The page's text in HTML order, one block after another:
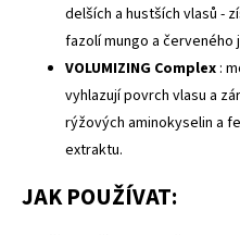
delších a hustších vlasů -
fazolí mungo a červeného
VOLUMIZING Complex :
vyhlazují povrch vlasu a
rýžových aminokyselin a
extraktu.
JAK POUŽÍVAT: